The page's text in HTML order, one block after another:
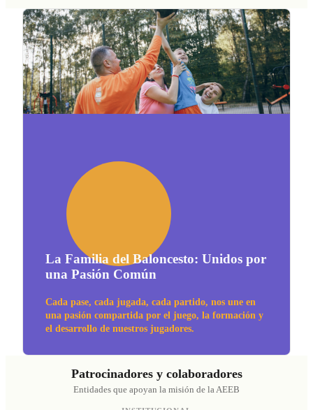
La Familia del Baloncesto: Unidos por
una Pasión Común
Cada pase, cada jugada, cada partido, nos une en
una pasión compartida por el juego, la formación y
el desarrollo de nuestros jugadores.
Patrocinadores y colaboradores
Entidades que apoyan la misión de la AEEB